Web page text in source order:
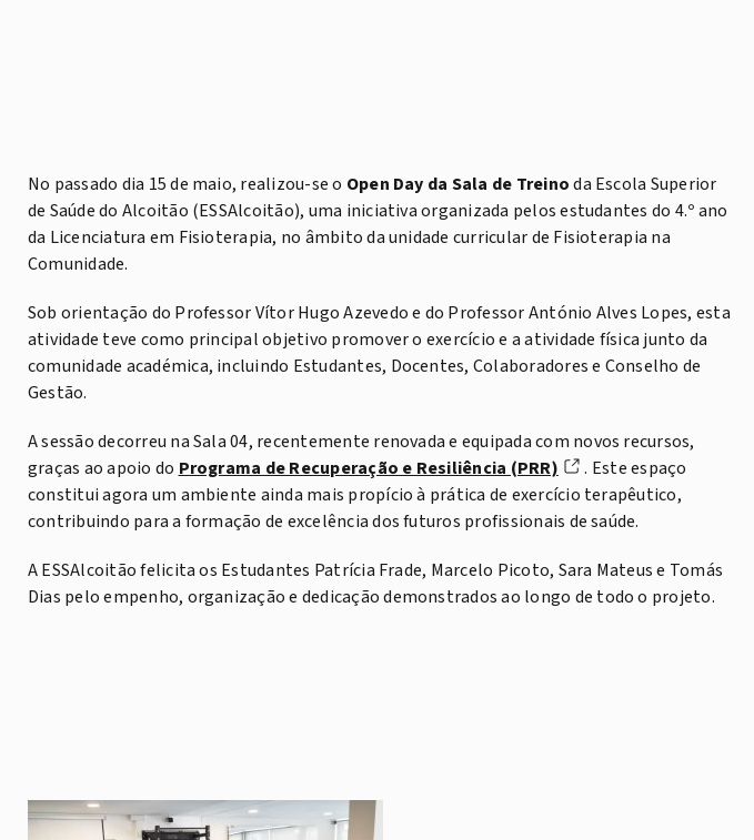
No passado dia 15 de maio, realizou-se o Open Day da Sala de Treinoda Escola Superior
de Saúde do Alcoitão (ESSAlcoitão), uma iniciativa organizada pelos estudantes do 4.º ano
da Licenciatura em Fisioterapia, no âmbito da unidade curricular de Fisioterapia na
Comunidade.
Sob orientação do Professor Vítor Hugo Azevedo e do Professor António Alves Lopes, esta
atividade teve como principal objetivo promover o exercício e a atividade física junto da
comunidade académica, incluindo Estudantes, Docentes, Colaboradores e Conselho de
Gestão.
A sessão decorreu na Sala 04, recentemente renovada e equipada com novos recursos,
graças ao apoio do Programa de Recuperação e Resiliência (PRR)
. Este espaço
constitui agora um ambiente ainda mais propício à prática de exercício terapêutico,
contribuindo para a formação de excelência dos futuros profissionais de saúde.
A ESSAlcoitão felicita os Estudantes Patrícia Frade, Marcelo Picoto, Sara Mateus e Tomás
Dias pelo empenho, organização e dedicação demonstrados ao longo de todo o projeto.